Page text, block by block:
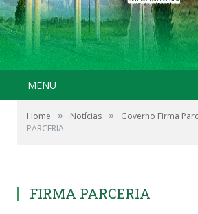
MENU
Home » Notícias » Governo Firma
PARCERIA
FIRMA PARCERIA